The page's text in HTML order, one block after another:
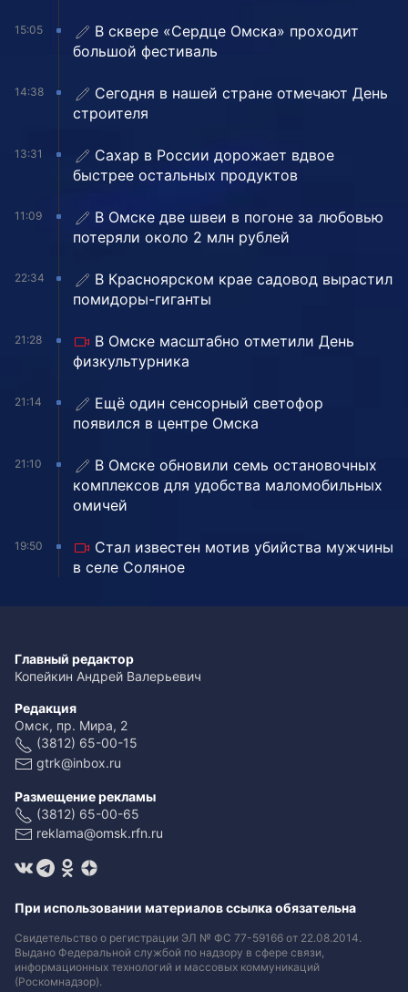
15:05
В сквере «Сердце Омска» проходит
большой фестиваль
14:38
Сегодня в нашей стране отмечают День
строителя
13:31
Сахар в России дорожает вдвое
быстрее остальных продуктов
11:09
В Омске две швеи в погоне за любовью
потеряли около 2 млн рублей
22:34
В Красноярском крае садовод вырастил
помидоры-гиганты
21:28
В Омске масштабно отметили День
физкультурника
21:14
Ещё один сенсорный светофор
появился в центре Омска
21:10
В Омске обновили семь остановочных
комплексов для удобства маломобильных
омичей
19:50
Стал известен мотив убийства мужчины
в селе Соляное
Главный редактор
Копейкин Андрей Валерьевич
Редакция
Омск, пр. Мира, 2
(3812) 65-00-15
gtrk@inbox.ru
Размещение рекламы
(3812) 65-00-65
reklama@omsk.rfn.ru
При использовании материалов ссылка обязательна
Свидетельство о регистрации ЭЛ № ФС 77-59166 от 22.08.2014.
Выдано Федеральной службой по надзору в сфере связи,
информационных технологий и массовых коммуникаций
(Роскомнадзор).